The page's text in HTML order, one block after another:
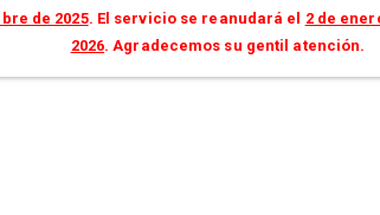
de 2025. El servicio se reanudará el 2 de
2026. Agradecemos su gentil atención.